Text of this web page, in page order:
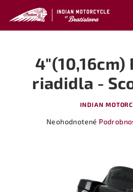
obsah
4"(10,16cm)
riadidla -
INDIAN
Priemerné
Neohodnotené